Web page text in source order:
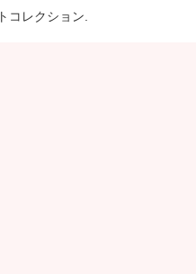
コレクション.